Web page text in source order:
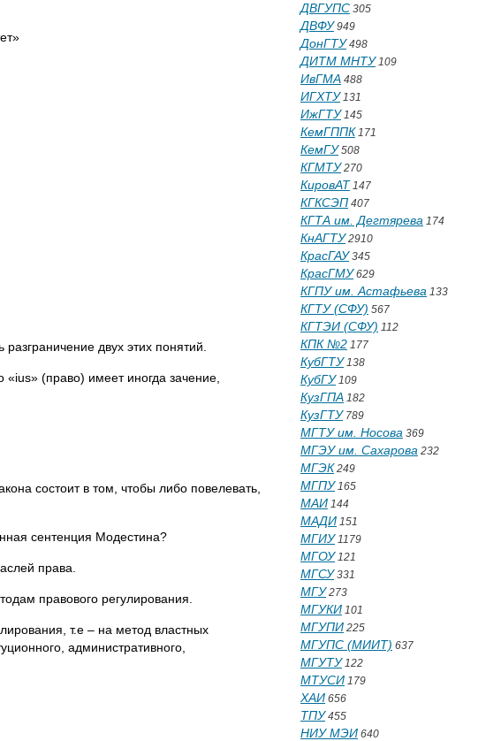
двух этих понятий.
(право) имеет иногда зачение,
состоит в том, чтобы либо повелевать,
сентенция Модестина?
права.
правового регулирования.
т.е – на метод властных
административного,
ДВГУПС 305
ДВФУ949
ДонГТУ498
ДИТМ МНТУ109
ИвГМА 488
ИГХТУ131
ИжГТУ145
КемГППК 171
КемГУ508
КГМТУ270
КировАТ 147
КГКСЭП 407
КГТА им. Дегтярева 174
КнАГТУ2910
КрасГАУ345
КрасГМУ629
КГПУ им. Астафьева 133
КГТУ (СФУ) 567
КГТЭИ (СФУ) 112
КПК №2 177
КубГТУ138
КубГУ109
КузГПА 182
КузГТУ789
МГТУ им. Носова 369
МГЭУ им. Сахарова 232
МГЭК 249
МГПУ165
МАИ 144
МАДИ 151
МГИУ1179
МГОУ121
МГСУ331
МГУ273
МГУКИ 101
МГУПИ 225
МГУПС (МИИТ) 637
МГУТУ122
МТУСИ 179
ХАИ 656
ТПУ455
НИУ МЭИ 640